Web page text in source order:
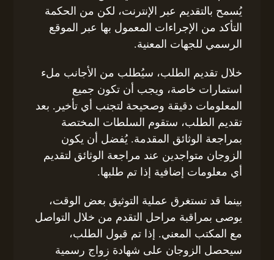
يُسمح بالتقديم عبر الإنترنت، لكن من الحكمة
التأكد من الإجراءات المعمول بها عبر الموقع
الرسمي للجهات المعنية.
خلال تقديم الطلب، سيُطلب من الأجانب ملء
استمارات خاصة، ويجب أن تكون جميع
المعلومات دقيقة وصحيحة لتجنب أي تأخير. بعد
تقديم الطلب، ستقوم السلطات المختصة
بمراجعة الوثائق المقدمة. يُفضل أن يكون
الزوجان متواجدين عند مراجعة الوثائق لتقديم
أي معلومات إضافية إذا تم طلبها.
بينما قد تستغرق عملية التوثيق بعض الوقت،
يوصى بمراقبة مراحل التقدم من خلال التواصل
مع المكتب المعني. إذا تم قبول الطلب،
سيحصل الزوجان على شهادة زواج رسمية